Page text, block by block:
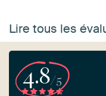
Lire tous les
4.8/5